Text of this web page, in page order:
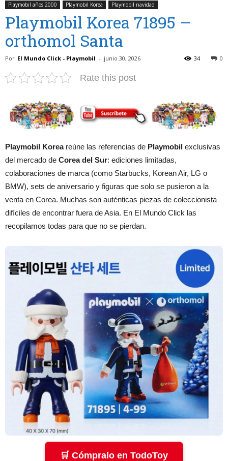
Playmobil años 2000 Playmobil Korea Playmobil navidad
Playmobil Korea 71895 –
orthomol Santa
Por El Mundo Click - Playmobil - junio 30, 2026 0
34
Rate this post
Playmobil Koreareúne las referencias de Playmobil exclusivas
del mercado de Corea del Sur: ediciones limitadas,
colaboraciones de marca (como Starbucks, Korean Air, LG o
BMW), sets de aniversario y figuras que solo se pusieron a la
venta en Corea. Muchas son auténticas piezas de coleccionista
difíciles de encontrar fuera de Asia. En El Mundo Click las
recopilamos todas para que no se pierdan.
🛒 Cómpralo en TodoToy